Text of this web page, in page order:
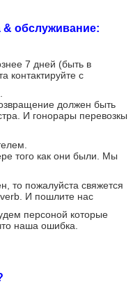
обслуживание:
7 дней (быть в
контактируйте с
должен быть
И гонорары перевозкы
того как они были. Мы
то пожалуйста свяжется
И пошлите нас
персоной которые
наша ошибка.